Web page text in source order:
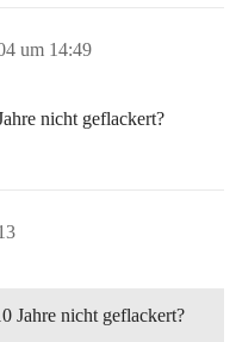
um 14:49
nicht geflackert?
Jahre nicht geflackert?